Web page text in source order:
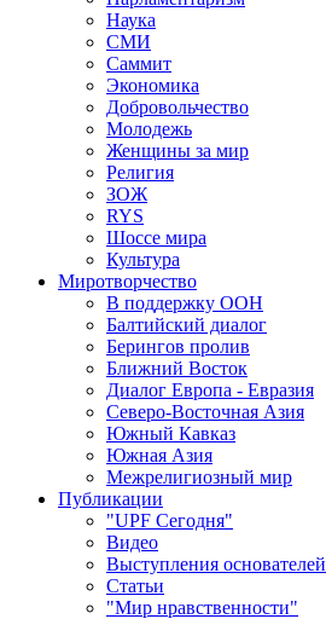
Наука
СМИ
Саммит
Экономика
Добровольчество
Молодежь
Женщины за мир
Религия
ЗОЖ
RYS
Шоссе мира
Культура
Миротворчество
В поддержку ООН
Балтийский диалог
Берингов пролив
Ближний Восток
Диалог Европа - Евразия
Северо-Восточная Азия
Южный Кавказ
Южная Азия
Межрелигиозный мир
Публикации
"UPF Сегодня"
Видео
Выступления основателей
Статьи
"Мир нравственности"